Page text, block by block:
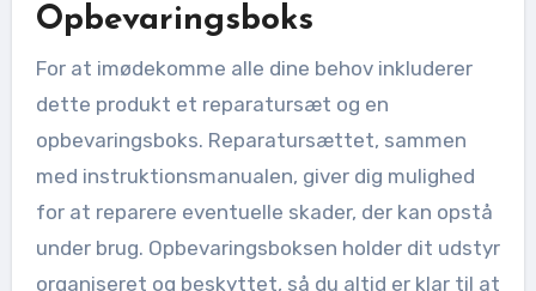
Opbevaringsboks
For at imødekomme alle dine behov inkluderer
dette produkt et reparatursæt og en
opbevaringsboks. Reparatursættet, sammen
med instruktionsmanualen, giver dig mulighed
for at reparere eventuelle skader, der kan opstå
under brug. Opbevaringsboksen holder dit udstyr
organiseret og beskyttet, så du altid er klar til at